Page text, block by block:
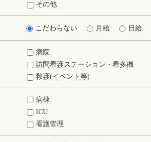
その他
こだわらない 月給 日給
病院
訪問看護ステーション・看多機
救護(イベント等)
病棟
ICU
看護管理